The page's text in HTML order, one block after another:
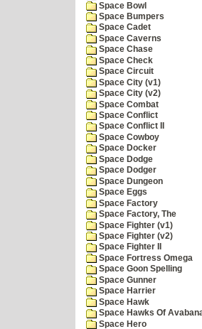
Space Bowl
Space Bumpers
Space Cadet
Space Caverns
Space Chase
Space Check
Space Circuit
Space City (v1)
Space City (v2)
Space Combat
Space Conflict
Space Conflict II
Space Cowboy
Space Docker
Space Dodge
Space Dodger
Space Dungeon
Space Eggs
Space Factory
Space Factory, The
Space Fighter (v1)
Space Fighter (v2)
Space Fighter II
Space Fortress Omega
Space Goon Spelling
Space Gunner
Space Harrier
Space Hawk
Space Hawks Of
Space Hero